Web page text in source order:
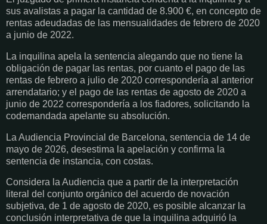
sus avalistas a pagar la cantidad de 8.900 €, en concepto de
rentas adeudadas de las mensualidades de febrero de 2020
a junio de 2022.
La inquilina apela la sentencia alegando que no tiene la
obligación de pagar las rentas, por cuanto el pago de las
rentas de febrero a julio de 2020 correspondería al anterior
arrendatario; y el pago de las rentas de agosto de 2020 a
junio de 2022 correspondería a los fiadores, solicitando la
codemandada apelante su absolución.
La Audiencia Provincial de Barcelona, sentencia de 14 de
mayo de 2026, desestima la apelación y confirma la
sentencia de instancia, con costas.
Considera la Audiencia que a partir de la interpretación
literal del conjunto orgánico del acuerdo de novación
subjetiva, de 1 de agosto de 2020, es posible alcanzar la
conclusión interpretativa de que la inquilina adquirió la